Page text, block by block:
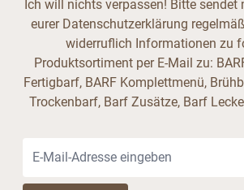
Ich will nichts verpassen! Bitte sendet
eurer Datenschutzerklärung
widerruflich Informationen zu
Produktsortiment per E-Mail zu:
Fertigbarf, BARF Komplettmenü,
Trockenbarf, Barf Zusätze, Barf